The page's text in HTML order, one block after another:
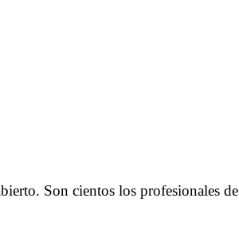
Son cientos los profesionales de